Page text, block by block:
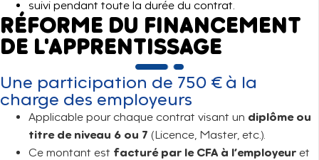
suivi pendant toute la durée du contrat.
RÉFORME DU FINANCEMENT
DE L'APPRENTISSAGE
Une participation de 750 € à la
charge des employeurs
Applicable pour chaque contrat visant un diplôme ou
titre de niveau 6 ou 7 (Licence, Master, etc.).
Ce montant est facturé par le CFA à l’employeur et